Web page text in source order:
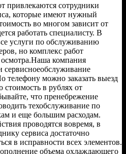
привлекаются сотрудники
которые имеют нужный
во многом зависит от
работать специалисту. В
услуги по обслуживанию
но комплекс работ
осмотра.Наша компания
сервисноеобслуживание
телефону можно заказать выезд
стоимость в рублях от
что пренебрежение
техобслуживание по
и еще большим расходам.
проводятся вовремя, в
сервиса достаточно
в исправности всех элементов.
объема охлаждающего